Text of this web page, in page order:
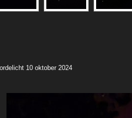
10 oktober 2024